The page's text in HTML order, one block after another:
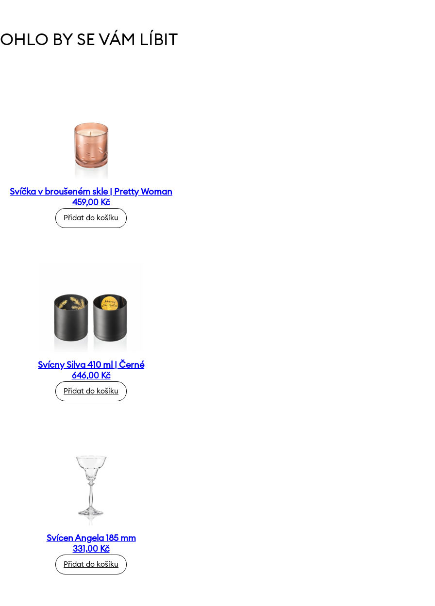
BY SE VÁM LÍBIT
Svíčka v broušeném skle | Pretty Woman
459,00 Kč
Přidat do košíku
Svícny Silva 410 ml | Černé
646,00 Kč
Přidat do košíku
Svícen Angela 185 mm
331,00 Kč
Přidat do košíku